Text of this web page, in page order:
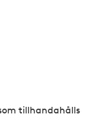
tillhandahålls